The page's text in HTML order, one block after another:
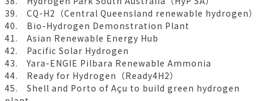
39. CQ-H2（Central Queensland renewable hydrogen）
40. Bio-Hydrogen Demonstration Plant
41. Asian Renewable Energy Hub
42. Pacific Solar Hydrogen
43. Yara-ENGIE Pilbara Renewable Ammonia
44. Ready for Hydrogen（Ready4H2）
45. Shell and Porto of Açu to build green hydrogen